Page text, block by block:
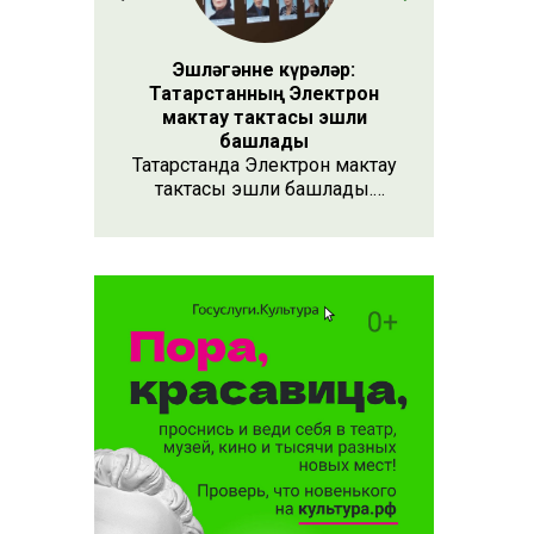
Эшләгәнне күрәләр:
Татарстанның Электрон
мактау тактасы эшли
башлады
Татарстанда Электрон мактау
тактасы эшли башлады.
күрсәтүнең заманча алымы
тупланган. Исемлекне ел
саен яңартып торачаклар.
Лаеклыларга исә махсус
таныклык та бирәчәкләр.